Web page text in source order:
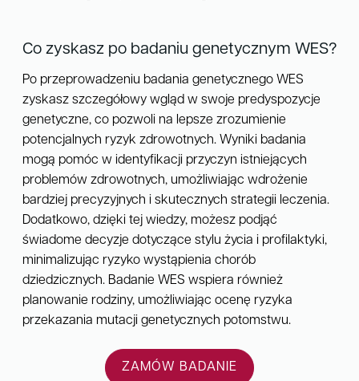
Co zyskasz po badaniu genetycznym WES?
Po przeprowadzeniu badania genetycznego WES
zyskasz szczegółowy wgląd w swoje predyspozycje
genetyczne, co pozwoli na lepsze zrozumienie
potencjalnych ryzyk zdrowotnych. Wyniki badania
mogą pomóc w identyfikacji przyczyn istniejących
problemów zdrowotnych, umożliwiając wdrożenie
bardziej precyzyjnych i skutecznych strategii leczenia.
Dodatkowo, dzięki tej wiedzy, możesz podjąć
świadome decyzje dotyczące stylu życia i profilaktyki,
minimalizując ryzyko wystąpienia chorób
dziedzicznych. Badanie WES wspiera również
planowanie rodziny, umożliwiając ocenę ryzyka
przekazania mutacji genetycznych potomstwu.
ZAMÓW BADANIE